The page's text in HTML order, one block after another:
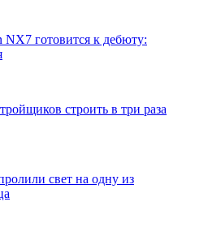
готовится к дебюту:
строить в три раза
свет на одну из